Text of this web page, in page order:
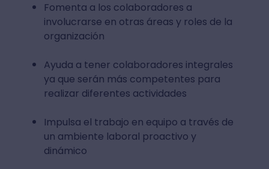
Fomenta a los colaboradores a
involucrarse en otras áreas y roles de la
organización
Ayuda a tener colaboradores integrales
ya que serán más competentes para
realizar diferentes actividades
Impulsa el trabajo en equipo a través de
un ambiente laboral proactivo y
dinámico